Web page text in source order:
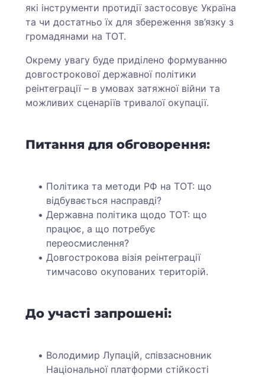
які інструменти протидії застосовує Україна
та чи достатньо їх для збереження зв’язку з
громадянами на ТОТ.
Окрему увагу буде приділено формуванню
довгострокової державної політики
реінтеграції – в умовах затяжної війни та
можливих сценаріїв тривалої окупації.
Питання для обговорення:
Політика та методи РФ на ТОТ: що
відбувається насправді?
Державна політика щодо ТОТ: що
працює, а що потребує
переосмислення?
Довгострокова візія реінтеграції
тимчасово окупованих територій.
До участі запрошені:
Володимир Лупацій, співзасновник
Національної платформи стійкості